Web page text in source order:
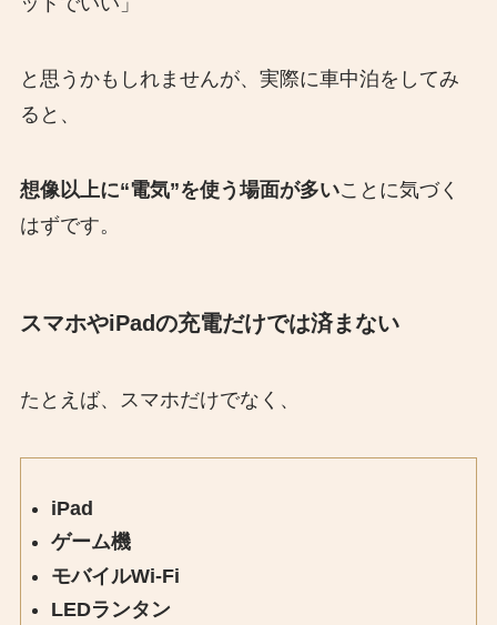
と思うかもしれませんが、実際に車中泊をしてみ
ると、
想像以上に“電気”を使う場面が多いことに気づく
はずです。
スマホやiPadの充電だけでは済まない
たとえば、スマホだけでなく、
iPad
ゲーム機
モバイルWi-Fi
LEDランタン